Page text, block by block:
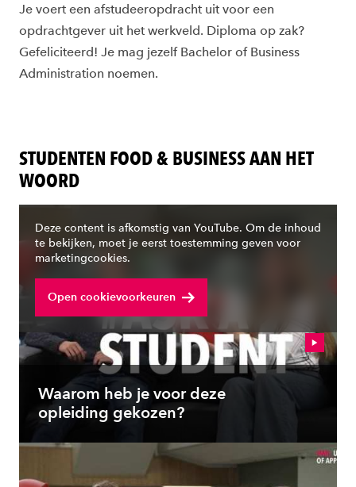
Je voert een afstudeeropdracht uit voor een
opdrachtgever uit het werkveld. Diploma op zak?
Gefeliciteerd! Je mag jezelf Bachelor of Business
Administration noemen.
STUDENTEN FOOD & BUSINESS AAN HET
WOORD
Waarom heb je voor deze
opleiding gekozen?
Deze content is afkomstig van YouTube. Om de inhoud
te bekijken, moet je eerst toestemming geven voor
marketingcookies.
Open cookievoorkeuren